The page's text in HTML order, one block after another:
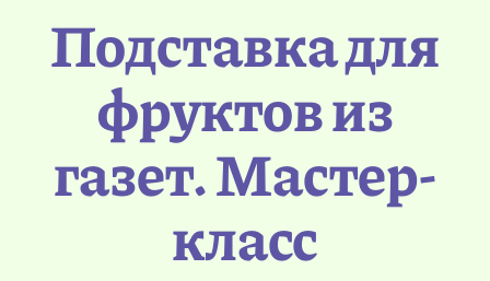
Подставка для
фруктов из
газет. Мастер-
класс